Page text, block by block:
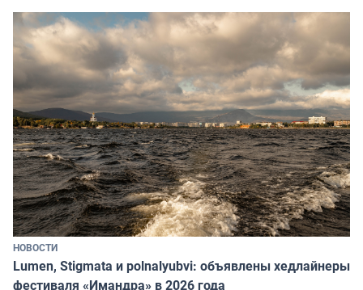
НОВОСТИ
Lumen, Stigmata и polnalyubvi: объявлены хедлайнеры
фестиваля «Имандра» в 2026 года